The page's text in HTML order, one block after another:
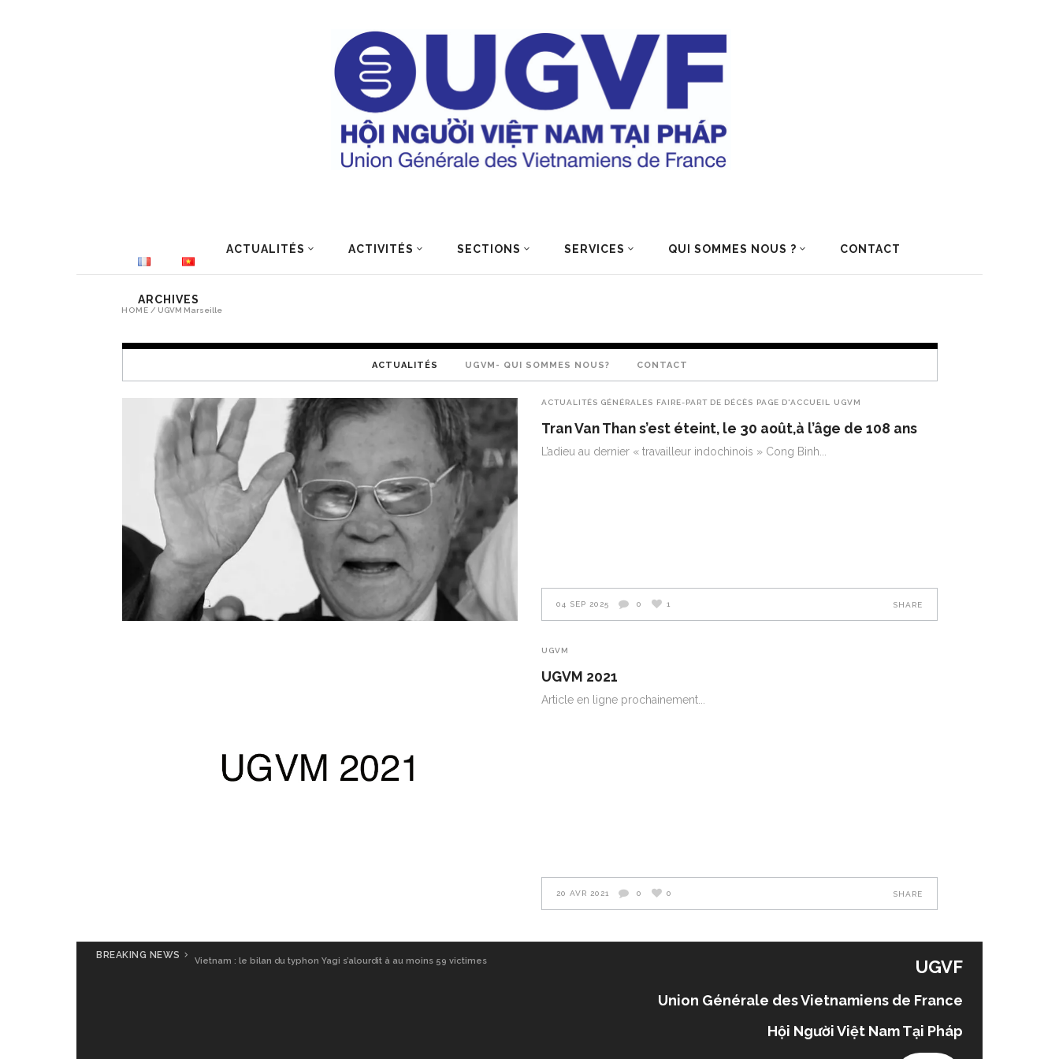
ACTUALITÉS ACTIVITÉS SECTIONS SERVICES QUI SOMMES NOUS ? CONTACT
ARCHIVES
HOME / UGVM Marseille
ACTUALITÉS UGVM- QUI SOMMES NOUS? CONTACT
ACTUALITÉS GÉNÉRALES FAIRE-PART DE DÉCÈS PAGE D'ACCUEIL UGVM
Tran Van Than s’est éteint, le 30 août,à l’âge de 108 ans
L’adieu au dernier « travailleur indochinois » Cong Binh
04 SEP 2025 0 1 SHARE
UGVM
UGVM 2021
Article en ligne prochainement
20 AVR 2021 0 0 SHARE
BREAKING NEWS
Vietnam : le bilan du typhon Yagi s’alourdit à au moins 59 victimes UGVF
Union Générale des Vietnamiens de France
Hội Người Việt Nam Tại Pháp